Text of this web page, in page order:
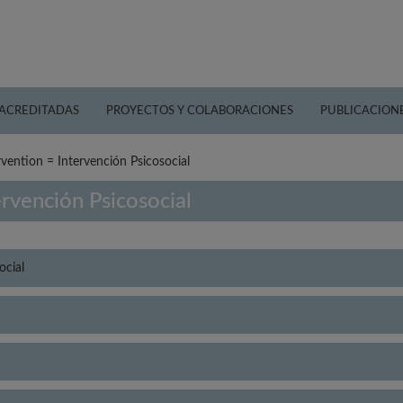
PROYECTOS Y COLABORACIONES
= Intervención Psicosocial
Psicosocial